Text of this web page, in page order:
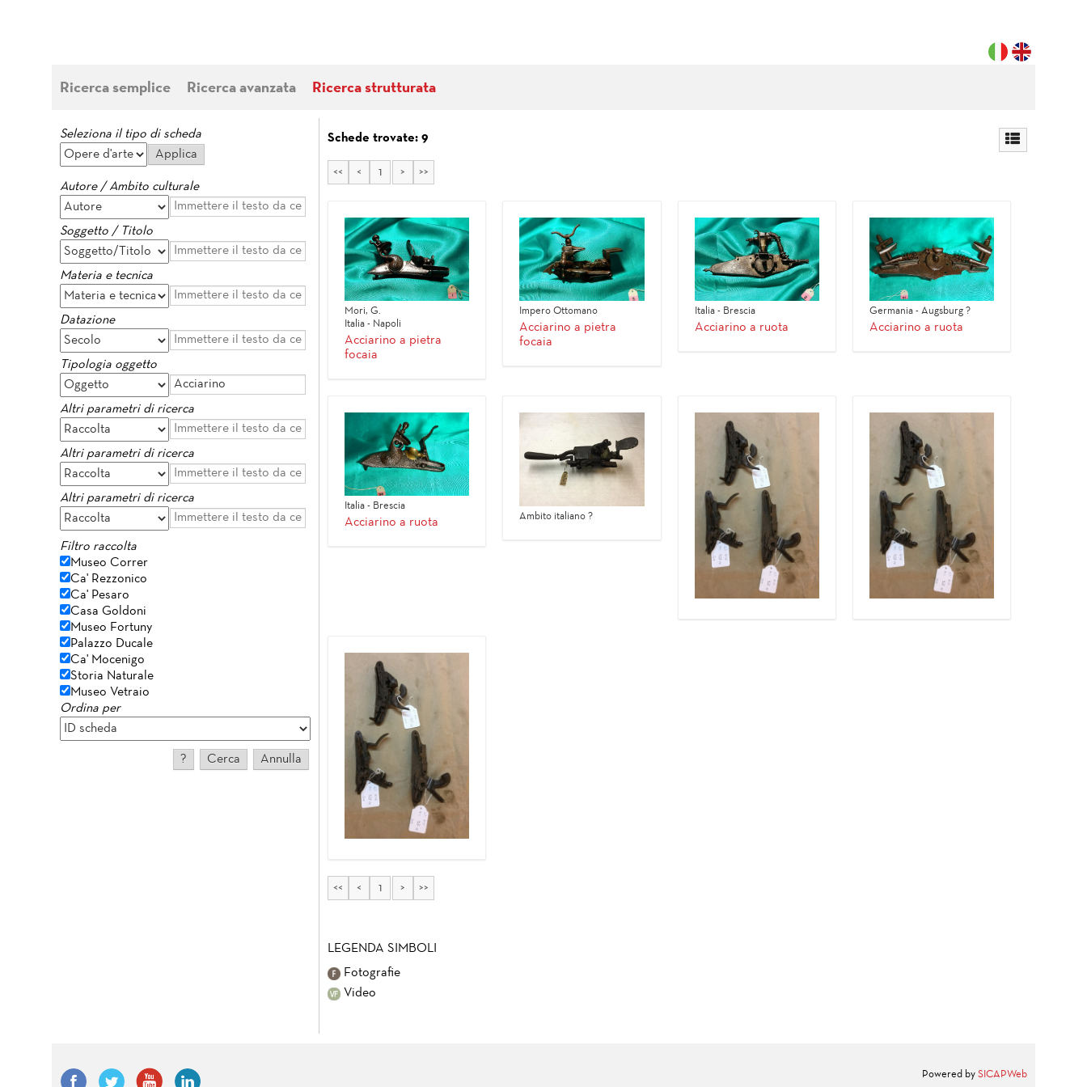
Ricerca semplice Ricerca avanzata Ricerca strutturata
Seleziona il tipo di scheda
Autore / Ambito culturale
Soggetto / Titolo
Materia e tecnica
Datazione
Tipologia oggetto
Altri parametri di ricerca
Altri parametri di ricerca
Altri parametri di ricerca
Filtro raccolta
Museo Correr
Ca' Rezzonico
Ca' Pesaro
Casa Goldoni
Museo Fortuny
Palazzo Ducale
Ca' Mocenigo
Storia Naturale
Museo Vetraio
Ordina per
Schede trovate: 9
<< < 1 > >>
Mori, G.
Italia - Napoli
Acciarino a pietra
focaia
Impero Ottomano
Acciarino a pietra
focaia
Italia - Brescia
Acciarino a ruota
Germania - Augsburg ?
Acciarino a ruota
Italia - Brescia
Acciarino a ruota
Ambito italiano ?
<< < 1 > >>
LEGENDA SIMBOLI
Fotografie
Video
Powered by SICAPWeb